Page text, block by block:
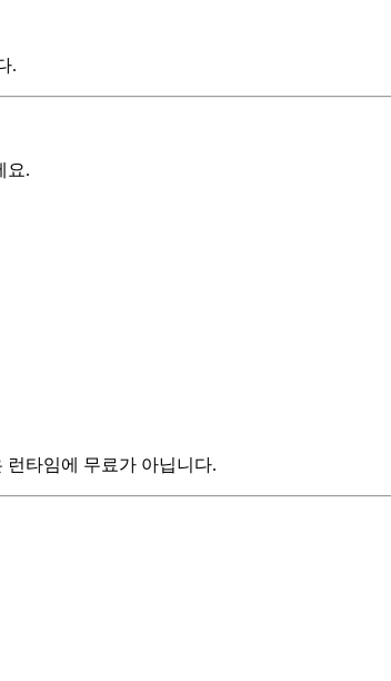
.
요.
런타임에 무료가 아닙니다.